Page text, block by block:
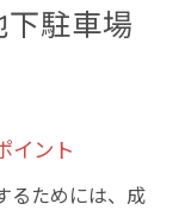
駐車場
イント
るためには、成